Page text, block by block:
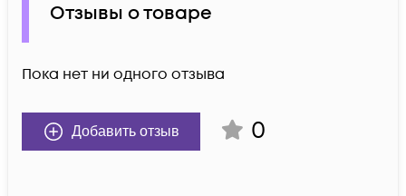
Отзывы о товаре
Пока нет ни одного отзыва
Добавить отзыв 0